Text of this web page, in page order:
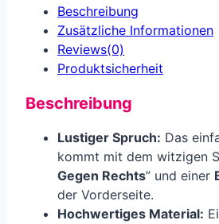
Beschreibung
Zusätzliche Informationen
Reviews(0)
Produkt­sicherheit
Beschreibung
Lustiger Spruch: Das
kommt mit dem witzigen
Gegen Rechts” und einer
der Vorderseite.
Hochwertiges Material: